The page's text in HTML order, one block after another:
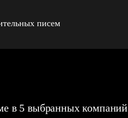
писем
в 5 выбранных